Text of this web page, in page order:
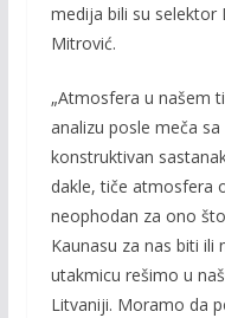
medija bili su selektor
Mitrović.
„Atmosfera u našem
analizu posle meča
konstruktivan
dakle, tiče atmosfera
neophodan za ono
Kaunasu za nas biti ili
utakmicu rešimo u
Litvaniji. Moramo da